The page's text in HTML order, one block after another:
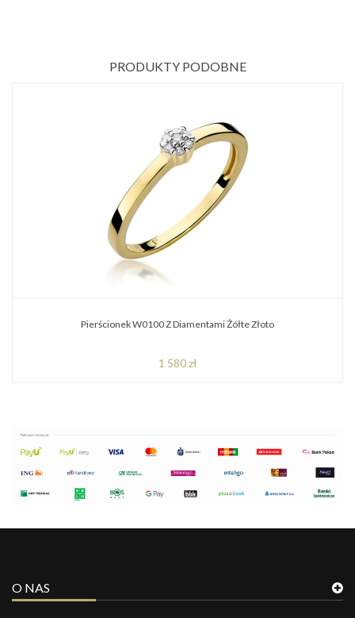
PRODUKTY PODOBNE
Pierścionek W0100 Z Diamentami Żółte Złoto
1 580 zł
O NAS